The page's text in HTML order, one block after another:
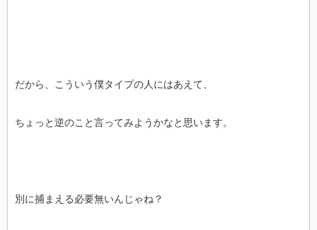
だから、こういう僕タイプの人にはあえて、
ちょっと逆のこと言ってみようかなと思います。
別に捕まえる必要無いんじゃね？